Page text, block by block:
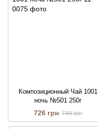
Композиционный Чай 1001
ночь №501 250г
726 грн 748 грн